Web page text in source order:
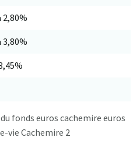
2,80%
3,80%
fonds euros cachemire euros
vie Cachemire 2